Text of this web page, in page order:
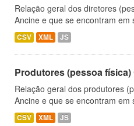
Relação geral dos diretores
Ancine e que se encontram em
CSV XML JS
Produtores (pessoa
Relação geral dos produtores
Ancine e que se encontram em
CSV XML JS